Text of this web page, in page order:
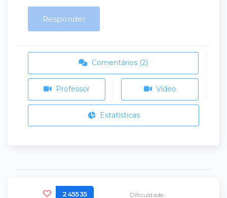
Responder
Comentários (2)
Professor Vídeo
Estatísticas
245535 Dificuldade: